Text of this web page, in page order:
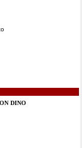
DINO